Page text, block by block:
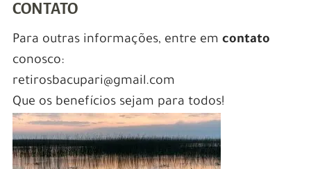
CONTATO
Para outras informações, entre em contato
conosco:
retirosbacupari@gmail.com
Que os benefícios sejam para todos!